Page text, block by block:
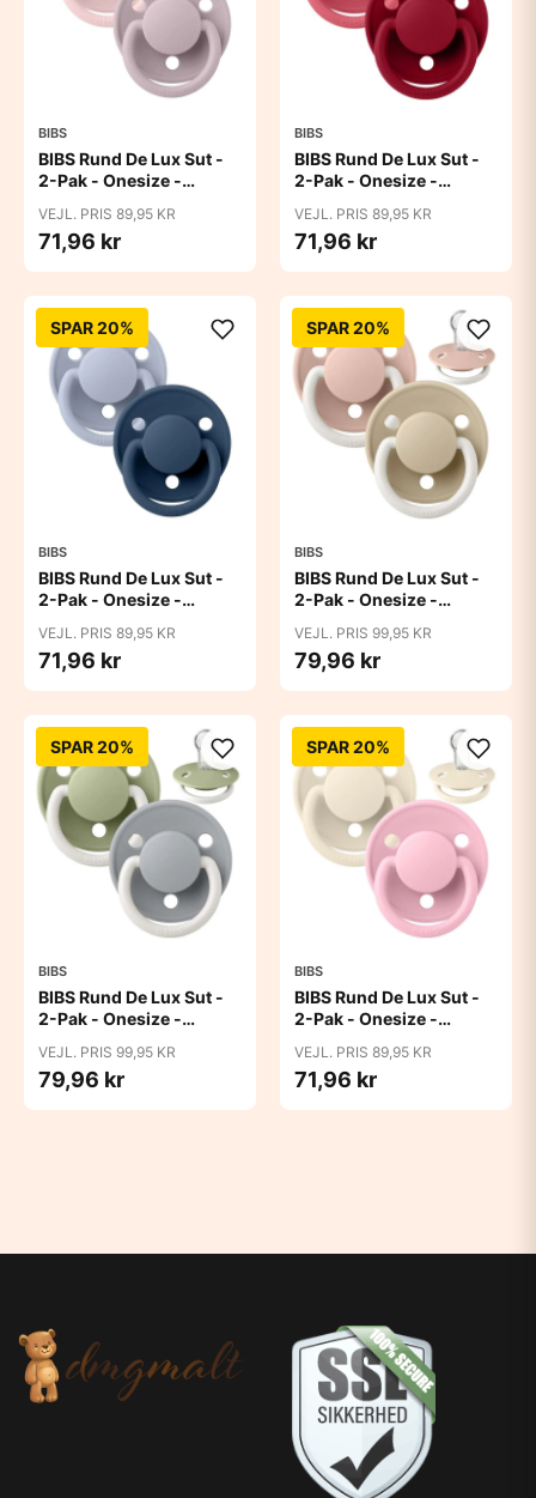
BIBS
BIBS Rund De Lux Sut -
2-Pak - Onesize -
Blossom/Dusky Lilac
VEJL. PRIS 89,95 KR
71,96 kr
BIBS
BIBS Rund De Lux Sut -
2-Pak - Onesize -
VEJL. PRIS 89,95 KR
71,96 kr
SPAR 20%
BIBS
BIBS Rund De Lux Sut -
2-Pak - Onesize -
Blue/Steel Blue
VEJL. PRIS 89,95 KR
71,96 kr
SPAR 20%
BIBS
BIBS Rund De Lux Sut -
2-Pak - Onesize -
Blush/Vanilla
VEJL. PRIS 99,95 KR
79,96 kr
SPAR 20%
BIBS
BIBS Rund De Lux Sut -
2-Pak - Onesize -
Sage/Cloud
VEJL. PRIS 99,95 KR
79,96 kr
SPAR 20%
BIBS
BIBS Rund De Lux Sut -
2-Pak - Onesize -
Pink
VEJL. PRIS 89,95 KR
71,96 kr